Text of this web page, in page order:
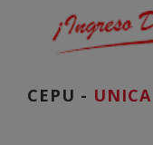
CEPU - UNICA